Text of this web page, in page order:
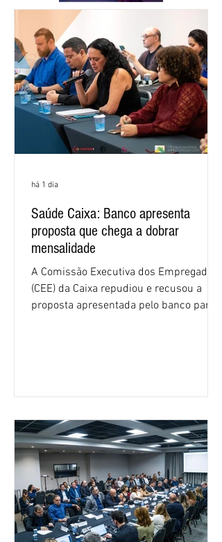
Saúde Caixa: Banco apresenta
proposta que chega a dobrar
mensalidade
A Comissão Executiva dos Empregados
(CEE) da Caixa repudiou e recusou a
proposta apresentada pelo banco para o
negociações das empregadas e dos
empregados exigiram que a Caixa refaça
os cálculos e apresente uma nova
proposta. O entendimento é que a
proposta
há 1 dia